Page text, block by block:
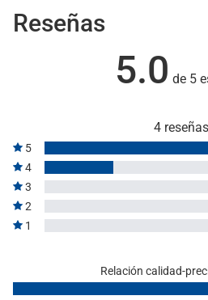
Reseñas
5.0 de 5
4 reseñas
5
4
3
2
1
Relación calidad-